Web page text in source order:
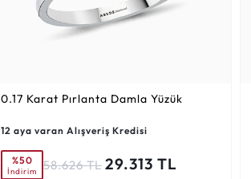
0.17 Karat Pırlanta Damla Yüzük
12 aya varan Alışveriş Kredisi
%50
İndirim 58.626 TL 29.313 TL